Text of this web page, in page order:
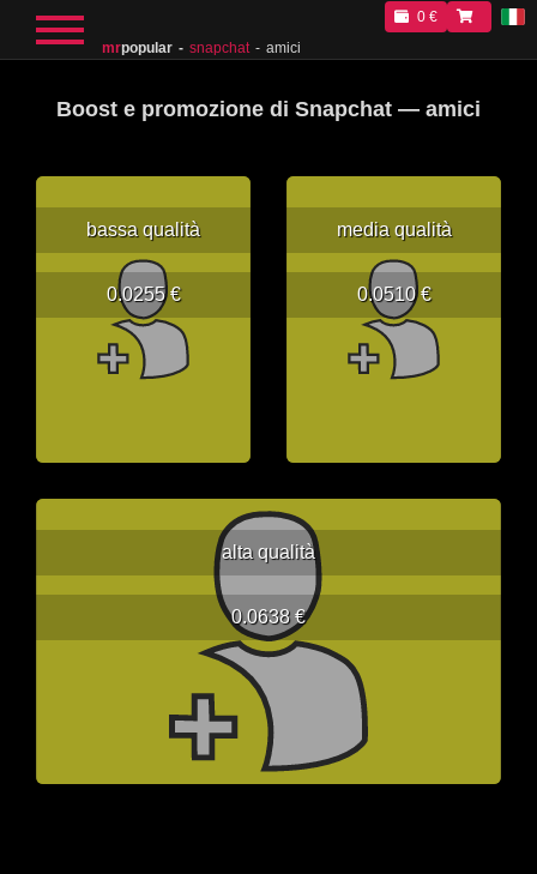
mrpopular snapchat amici
0 €
Boost e promozione di Snapchat — amici
bassa qualità
0.0255 €
media qualità
0.0510 €
alta qualità
0.0638 €